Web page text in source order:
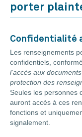
porter
Confidentialité
Les renseignements
confidentiels,
l’accès aux
protection des
Seules les personnes
auront accès à ces
fonctions et
signalement.